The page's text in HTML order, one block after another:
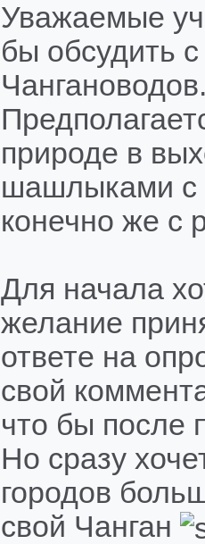
Уважаемые
бы обсудить
природе в
шашлыками с
конечно же с
Для начала
желание
ответе на
свой
что бы после
Но сразу
городов
свой Чанган